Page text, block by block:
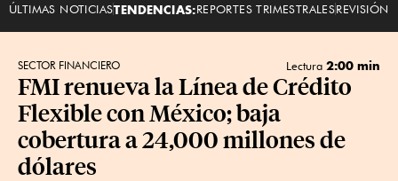
ÚLTIMAS NOTICIASTENDENCIAS:REPORTES TRIMESTRALESREVISIÓN
SECTOR FINANCIERO Lectura 2:00 min
FMI renueva la Línea de Crédito
Flexible con México; baja
cobertura a 24,000 millones de
dólares